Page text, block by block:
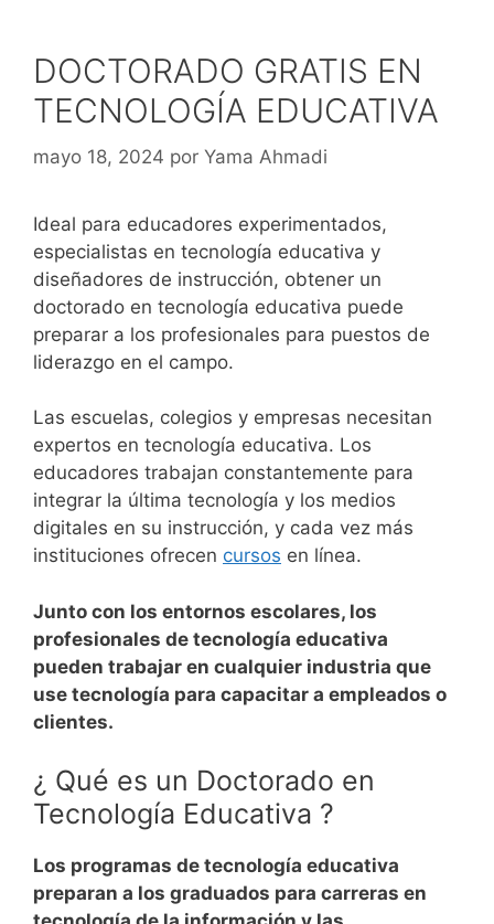
DOCTORADO GRATIS EN
TECNOLOGÍA EDUCATIVA
mayo 18, 2024 por Yama Ahmadi
Ideal para educadores experimentados,
especialistas en tecnología educativa y
diseñadores de instrucción, obtener un
doctorado en tecnología educativa puede
preparar a los profesionales para puestos de
liderazgo en el campo.
Las escuelas, colegios y empresas necesitan
expertos en tecnología educativa. Los
educadores trabajan constantemente para
integrar la última tecnología y los medios
digitales en su instrucción, y cada vez más
instituciones ofrecen cursos en línea.
Junto con los entornos escolares, los
profesionales de tecnología educativa
pueden trabajar en cualquier industria que
use tecnología para capacitar a empleados o
clientes.
¿ Qué es un Doctorado en
Tecnología Educativa ?
Los programas de tecnología educativa
preparan a los graduados para carreras en